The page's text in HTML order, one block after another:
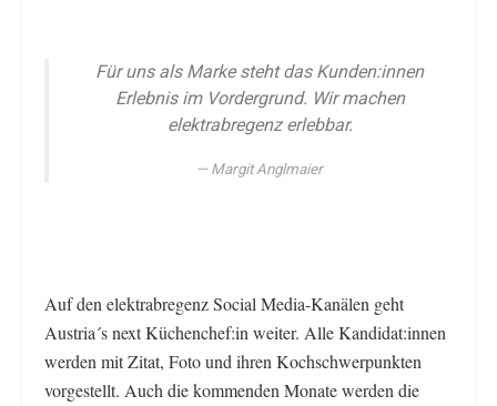
Für uns als Marke steht das Kunden:innen
Erlebnis im Vordergrund. Wir machen
elektrabregenz erlebbar.
Margit Anglmaier
Auf den elektrabregenz Social Media-Kanälen geht
Austria´s next Küchenchef:in weiter. Alle Kandidat:innen
werden mit Zitat, Foto und ihren Kochschwerpunkten
vorgestellt. Auch die kommenden Monate werden die